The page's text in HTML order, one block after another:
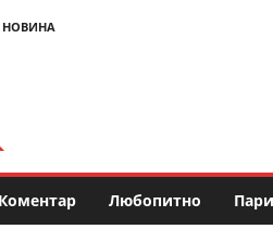
НОВИНА
Коментар Любопитно Пари